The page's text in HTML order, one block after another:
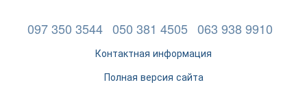
097 350 3544 050 381 4505 063 938 9910
Контактная информация
Полная версия сайта